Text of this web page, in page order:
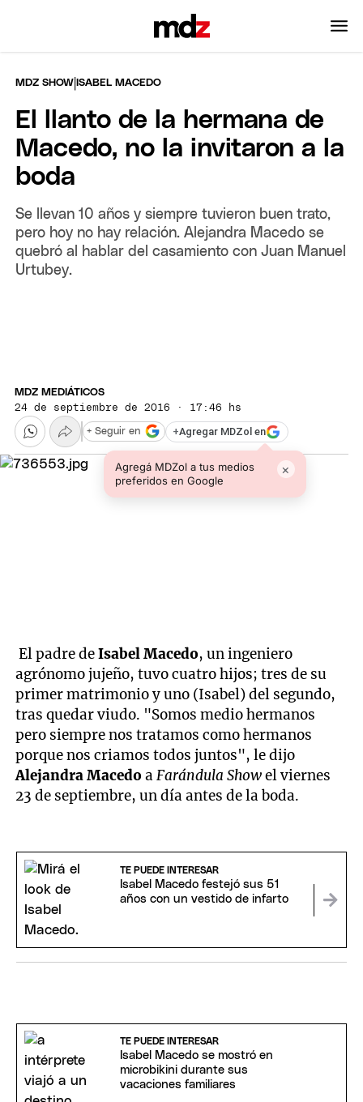
MDZ SHOW | ISABEL MACEDO
El llanto de la hermana de
Macedo, no la invitaron a la
boda
Se llevan 10 años y siempre tuvieron buen trato,
pero hoy no hay relación. Alejandra Macedo se
quebró al hablar del casamiento con Juan Manuel
Urtubey.
MDZ MEDIÁTICOS
24 de septiembre de 2016 · 17:46 hs
+Agregar MDZol en
Agregá MDZol a tus medios
preferidos en Google
×
+ Seguir en
El padre deIsabel Macedo, un ingeniero
agrónomo jujeño, tuvo cuatro hijos; tres de su
primer matrimonio y uno (Isabel) del segundo,
tras quedar viudo. "Somos medio hermanos
pero siempre nos tratamos como hermanos
porque nos criamos todos juntos", le dijo
Alejandra MacedoaFarándula Showel viernes
23 de septiembre, un día antes de la boda.
TE PUEDE INTERESAR
Isabel Macedo festejó sus 51
años con un vestido de infarto
TE PUEDE INTERESAR
Isabel Macedo se mostró en
microbikini durante sus
vacaciones familiares